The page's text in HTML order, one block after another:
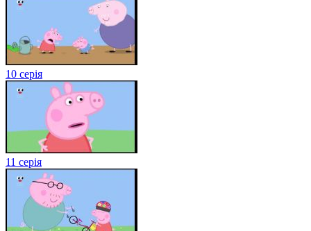
10 серія
11 серія